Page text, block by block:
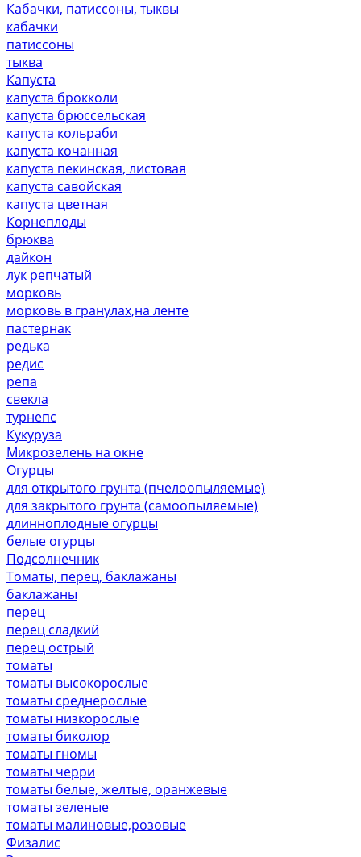
Кабачки, патиссоны, тыквы
кабачки
патиссоны
тыква
Капуста
капуста брокколи
капуста брюссельская
капуста кольраби
капуста кочанная
капуста пекинская, листовая
капуста савойская
капуста цветная
Корнеплоды
брюква
дайкон
лук репчатый
морковь
морковь в гранулах,на ленте
пастернак
редька
редис
репа
свекла
турнепс
Кукуруза
Микрозелень на окне
Огурцы
для открытого грунта (пчелоопыляемые)
для закрытого грунта (самоопыляемые)
длинноплодные огурцы
белые огурцы
Подсолнечник
Томаты, перец, баклажаны
баклажаны
перец
перец сладкий
перец острый
томаты
томаты высокорослые
томаты среднерослые
томаты низкорослые
томаты биколор
томаты гномы
томаты черри
томаты белые, желтые, оранжевые
томаты зеленые
томаты малиновые,розовые
Физалис